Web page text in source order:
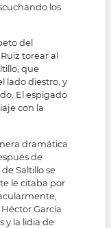
los
del
torear al
que
lado diestro, y
El espigado
con la
dramática
de
Saltillo se
le citaba por
García
y la lidia de